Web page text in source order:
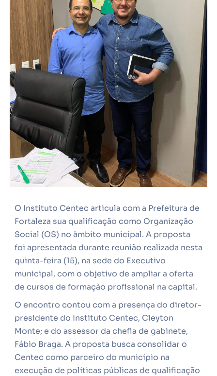
O Instituto Centec articula com a Prefeitura de
Fortaleza sua qualificação como Organização
Social (OS) no âmbito municipal. A proposta
foi apresentada durante reunião realizada nesta
quinta-feira (15), na sede do Executivo
municipal, com o objetivo de ampliar a oferta
de cursos de formação profissional na capital.
O encontro contou com a presença do diretor-
presidente do Instituto Centec, Cleyton
Monte; e do assessor da chefia de gabinete,
Fábio Braga. A proposta busca consolidar o
Centec como parceiro do município na
execução de políticas públicas de qualificação